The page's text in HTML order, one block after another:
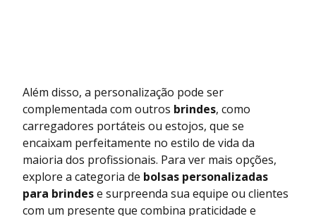
Além disso, a personalização pode ser
complementada com outros brindes, como
carregadores portáteis ou estojos, que se
encaixam perfeitamente no estilo de vida da
maioria dos profissionais. Para ver mais opções,
explore a categoria de bolsas personalizadas
para brindese surpreenda sua equipe ou clientes
com um presente que combina praticidade e